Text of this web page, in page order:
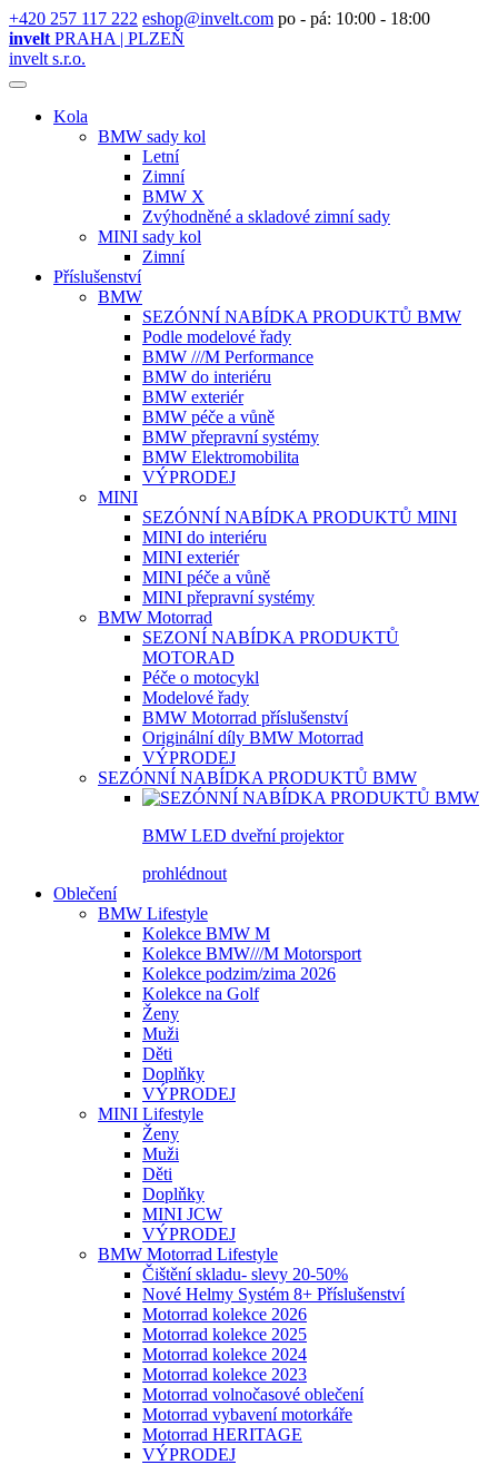
+420 257 117 222 eshop@invelt.com po - pá: 10:00 - 18:00
invelt PRAHA | PLZEŇ
invelt s.r.o.
Kola
BMW sady kol
Letní
Zimní
BMW X
Zvýhodněné a skladové zimní sady
MINI sady kol
Zimní
Příslušenství
BMW
SEZÓNNÍ NABÍDKA PRODUKTŮ BMW
Podle modelové řady
BMW ///M Performance
BMW do interiéru
BMW exteriér
BMW péče a vůně
BMW přepravní systémy
BMW Elektromobilita
VÝPRODEJ
MINI
SEZÓNNÍ NABÍDKA PRODUKTŮ MINI
MINI do interiéru
MINI exteriér
MINI péče a vůně
MINI přepravní systémy
BMW Motorrad
SEZONÍ NABÍDKA PRODUKTŮ
MOTORAD
Péče o motocykl
Modelové řady
BMW Motorrad příslušenství
Originální díly BMW Motorrad
VÝPRODEJ
SEZÓNNÍ NABÍDKA PRODUKTŮ BMW
BMW LED dveřní projektor
prohlédnout
Oblečení
BMW Lifestyle
Kolekce BMW M
Kolekce BMW///M Motorsport
Kolekce podzim/zima 2026
Kolekce na Golf
Ženy
Muži
Děti
Doplňky
VÝPRODEJ
MINI Lifestyle
Ženy
Muži
Děti
Doplňky
MINI JCW
VÝPRODEJ
BMW Motorrad Lifestyle
Čištění skladu- slevy 20-50%
Nové Helmy Systém 8+ Příslušenství
Motorrad kolekce 2026
Motorrad kolekce 2025
Motorrad kolekce 2024
Motorrad kolekce 2023
Motorrad volnočasové oblečení
Motorrad vybavení motorkáře
Motorrad HERITAGE
VÝPRODEJ